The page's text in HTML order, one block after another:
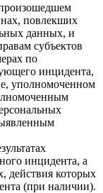
повлекших
данных, и
субъектов
по
инцидента,
уполномоченном
инцидента, а
действия которых
(при наличии).